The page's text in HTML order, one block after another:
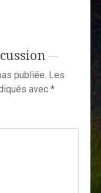
publiée. Les
avec *